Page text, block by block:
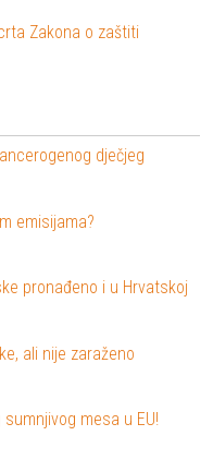
Zakona o zaštiti
dječjeg
emisijama?
pronađeno i u Hrvatskoj
ali nije zaraženo
mesa u EU!